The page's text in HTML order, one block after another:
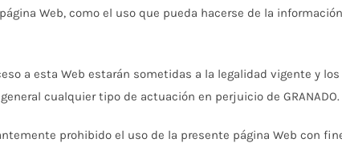
Web, como el uso que pueda hacerse de la
a esta Web estarán sometidas a la legalidad vigente y
cualquier tipo de actuación en perjuicio de GRANADO.
prohibido el uso de la presente página Web con